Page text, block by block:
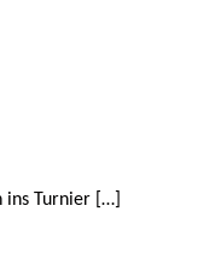
ins Turnier […]